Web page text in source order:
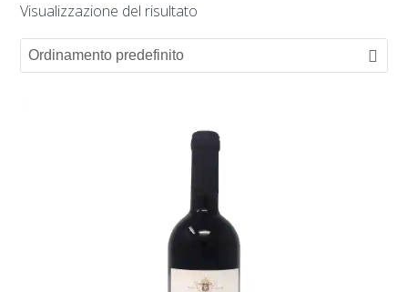
Visualizzazione del risultato